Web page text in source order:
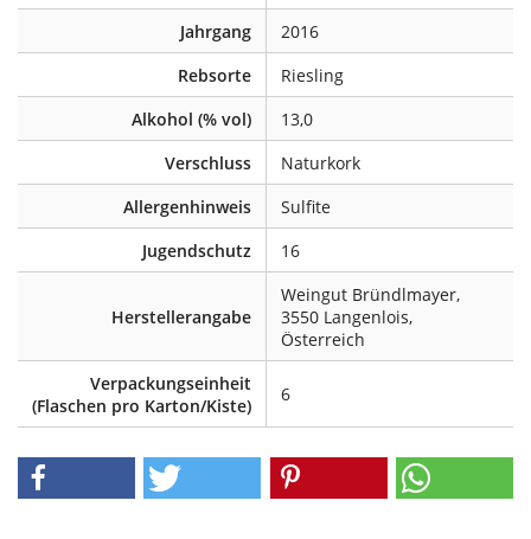
Jahrgang
2016
Rebsorte
Riesling
Alkohol (% vol)
13,0
Verschluss
Naturkork
Allergenhinweis
Sulfite
Jugendschutz
16
Herstellerangabe
Weingut Bründlmayer,
3550 Langenlois,
Österreich
Verpackungseinheit
(Flaschen pro Karton/Kiste)
6